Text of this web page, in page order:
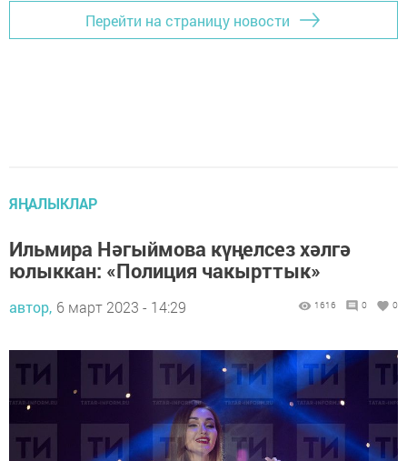
Перейти на страницу новости
ЯҢАЛЫКЛАР
Ильмира Нәгыймова күңелсез хәлгә
юлыккан: «Полиция чакырттык»
автор, 6 март 2023 - 14:29 1616 0 0